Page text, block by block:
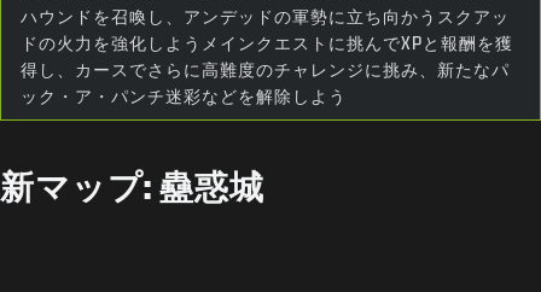
ハウンドを召喚し、アンデッドの軍勢に立ち向かうスクアッ
ドの火力を強化しようメインクエストに挑んでXPと報酬を獲
得し、カースでさらに高難度のチャレンジに挑み、新たなパ
ック・ア・パンチ迷彩などを解除しよう
新マップ: 蠱惑城